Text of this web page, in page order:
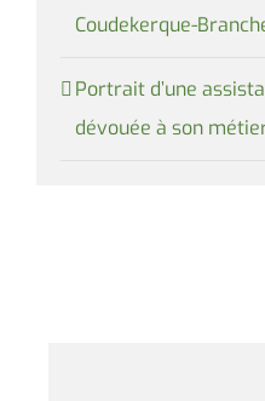
Coudekerque-
Portrait d’une
dévouée à son